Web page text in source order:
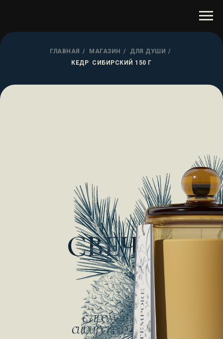
ГЛАВНАЯ / МАГАЗИН / ДЛЯ ДУШИ /
КЕДР СИБИРСКИЙ 150 Г
СВЕЧА
с ароматом
сибирского кедра